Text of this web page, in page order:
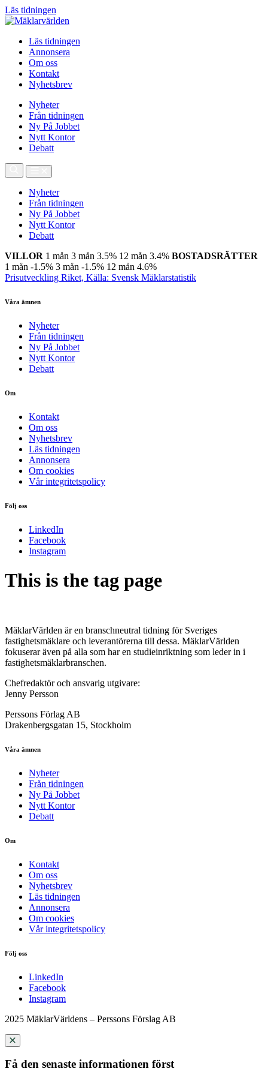
Läs tidningen
Läs tidningen
Annonsera
Om oss
Kontakt
Nyhetsbrev
Nyheter
Från tidningen
Ny På Jobbet
Nytt Kontor
Debatt
Nyheter
Från tidningen
Ny På Jobbet
Nytt Kontor
Debatt
VILLOR 1 mån 3 mån 3.5% 12 mån 3.4% BOSTADSRÄTTER
1 mån -1.5% 3 mån -1.5% 12 mån 4.6%
Prisutveckling Riket, Källa: Svensk Mäklarstatistik
Våra ämnen
Nyheter
Från tidningen
Ny På Jobbet
Nytt Kontor
Debatt
Om
Kontakt
Om oss
Nyhetsbrev
Läs tidningen
Annonsera
Om cookies
Vår integritetspolicy
Följ oss
LinkedIn
Facebook
Instagram
This is the tag page
MäklarVärlden är en branschneutral tidning för Sveriges
fastighetsmäklare och leverantörerna till dessa. MäklarVärlden
fokuserar även på alla som har en studieinriktning som leder in i
fastighetsmäklarbranschen.
Chefredaktör och ansvarig utgivare:
Jenny Persson
Perssons Förlag AB
Drakenbergsgatan 15, Stockholm
Våra ämnen
Nyheter
Från tidningen
Ny På Jobbet
Nytt Kontor
Debatt
Om
Kontakt
Om oss
Nyhetsbrev
Läs tidningen
Annonsera
Om cookies
Vår integritetspolicy
Följ oss
LinkedIn
Facebook
Instagram
2025 MäklarVärldens – Perssons Förslag AB
Få den senaste informationen först